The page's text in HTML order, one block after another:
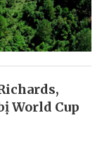
World Cup